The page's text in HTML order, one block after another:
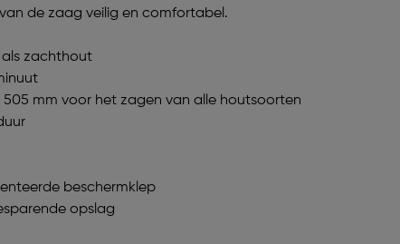
de zaag veilig en comfortabel.
zachthout
mm voor het zagen van alle houtsoorten
beschermklep
opslag